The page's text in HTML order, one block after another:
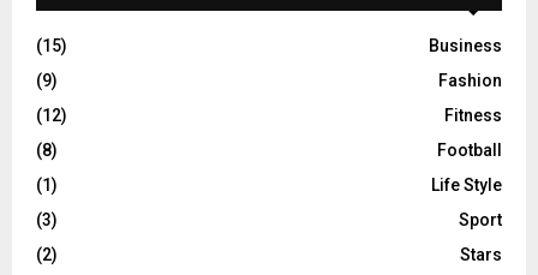
Business
(15)
Fashion
(9)
Fitness
(12)
Football
(8)
Life Style
(1)
Sport
(3)
Stars
(2)